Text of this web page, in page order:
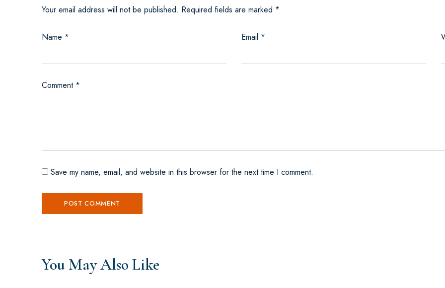
Your email address will not be published. Required fields are marked *
Name * Email *
Comment *
Save my name, email, and website in this browser for the next time I comment.
You May Also Like